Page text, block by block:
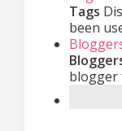
Tags
been
blogger